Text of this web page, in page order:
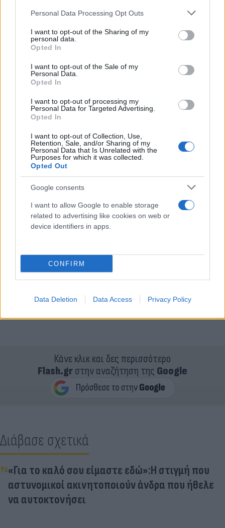
Please note that this website/app uses one or more Google
not limited to your visit or usage behaviour. You may click to
grant or deny consent to Google and its third-party tags to
use your data for below specified purposes in below Google
consent section.
Personal Data Processing Opt Outs
I want to opt-out of the Sharing of my
personal data.
Opted In
I want to opt-out of the Sale of my
Personal Data.
Opted In
I want to opt-out of processing my
Personal Data for Targeted Advertising.
Opted In
I want to opt-out of Collection, Use,
Retention, Sale, and/or Sharing of my
Personal Data that Is Unrelated with the
Purposes for which it was collected.
Opted Out
Google consents
I want to allow Google to enable storage
related to advertising like cookies on web or
device identifiers in apps.
CONFIRM
Data Deletion Data Access Privacy Policy
Κάνε κλικ και δες περισσότερο
Flash.grστην αναζήτηση της Google
Διάβασε σχετικά
«Για το καλό σου είμαστε εδώ»:Η στιγμή που
αστυνομικοί ακινητοποιούν άνδρα που ήθελε
να αυτοκτονήσει